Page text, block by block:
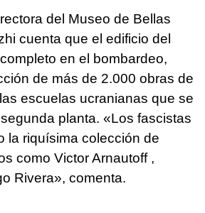
del Museo de Bellas
cuenta que el edificio del
en el bombardeo,
de más de 2.000 obras de
escuelas ucranianas que se
planta. «Los fascistas
la riquísima colección de
como Victor Arnautoff ,
Rivera», comenta.